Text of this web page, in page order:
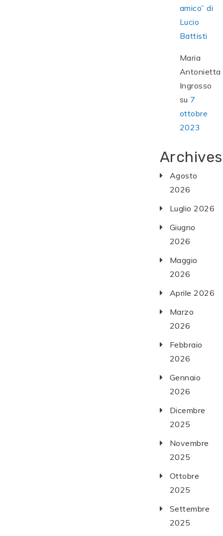
amico” di
Lucio
Battisti
Maria
Antonietta
Ingrosso
su 7
ottobre
2023
Archives
Agosto
2026
Luglio 2026
Giugno
2026
Maggio
2026
Aprile 2026
Marzo
2026
Febbraio
2026
Gennaio
2026
Dicembre
2025
Novembre
2025
Ottobre
2025
Settembre
2025